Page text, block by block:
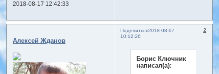
2018-08-17 12:42:33
Поделиться 2
2018-08-07
10:12:26
Алексей Жданов
Борис Ключник
написал(а):